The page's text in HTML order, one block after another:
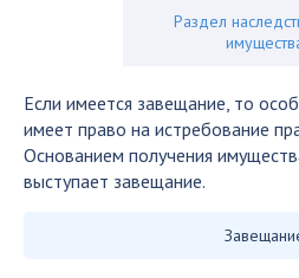
Раздел
Если имеется завещание, то
имеет право на истребование
Основанием получения
выступает завещание.